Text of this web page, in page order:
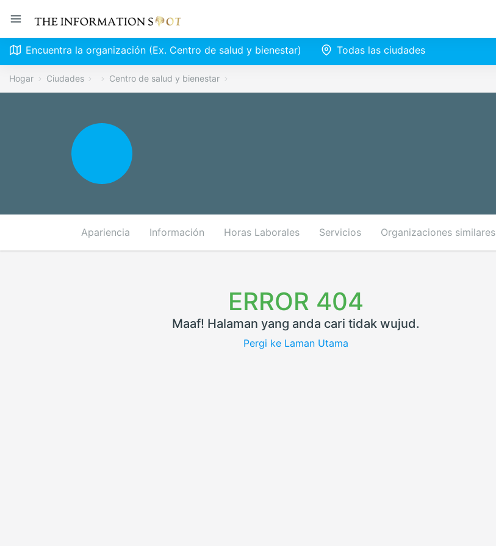
Encuentra la organización (Ex. Centro de salud y bienestar) Todas las ciudades
Hogar Ciudades Centro de salud y bienestar
Apariencia Información Horas Laborales Servicios Organizaciones similares
ERROR 404
Maaf! Halaman yang anda cari tidak wujud.
Pergi ke Laman Utama